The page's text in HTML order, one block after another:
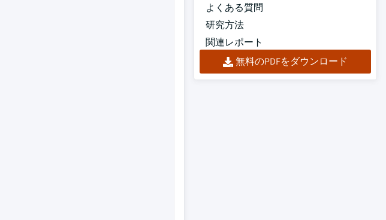
よくある質問
研究方法
関連レポート
無料のPDFをダウンロード